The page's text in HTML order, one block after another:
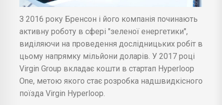
З 2016 року Бренсон і його компанія починають
активну роботу в сфері "зеленої енергетики",
виділяючи на проведення дослідницьких робіт в
цьому напрямку мільйони доларів. У 2017 році
Virgin Group вкладає кошти в стартап Hyperloop
One, метою якого стає розробка надшвидкісного
поїзда Virgin Hyperloop.